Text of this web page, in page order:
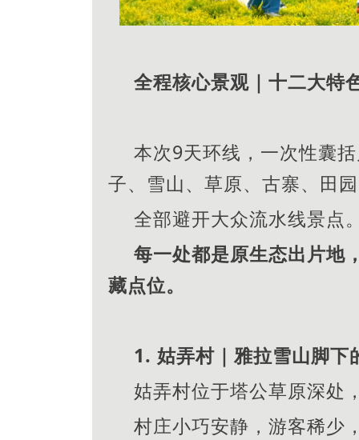
全程核心景观｜十二大特
本次9天环线，一次性囊
子、雪山、草原、古寨、田
全部避开大众流水线景点
每一处都是原生态出片地
藏点位。
1. 姑弄村｜雅拉雪山脚下
姑弄村位于塔公草原深处
村庄小巧安静，游客稀少